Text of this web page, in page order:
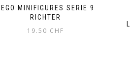
LEGO MINIFIGURES SERIE 9
RICHTER
19.50 CHF